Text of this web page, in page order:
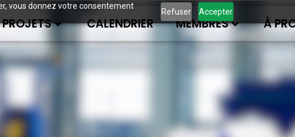
vous donnez votre consentement
Refuser Accepter
PROJETS CALENDRIER MEMBRES À